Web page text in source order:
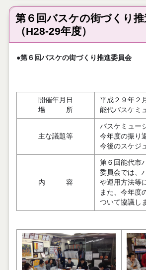
第６回バスケの街づくり推
（H28-29年度）
●第６回バスケの街づくり推進委員会
開催年月日
場 所
平成２９年２
能代バスケミ
主な議題等
バスケミュー
今年度の振り
今後のスケジ
内 容
第６回能代市
委員会では、
や運用方法等
また、今年度
ついて協議し